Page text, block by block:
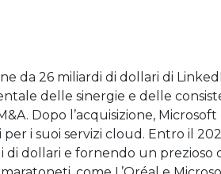
da 26 miliardi di dollari di
delle sinergie e delle
Dopo l’acquisizione,
per i suoi servizi cloud. Entro il
di dollari e fornendo un